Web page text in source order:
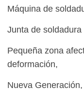
Máquina de
Junta de
Pequeña zona
deformación,
Nueva